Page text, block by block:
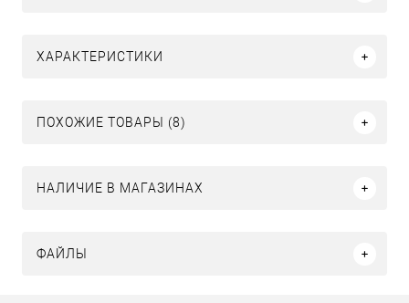
ХАРАКТЕРИСТИКИ
ПОХОЖИЕ ТОВАРЫ (8)
НАЛИЧИЕ В МАГАЗИНАХ
ФАЙЛЫ